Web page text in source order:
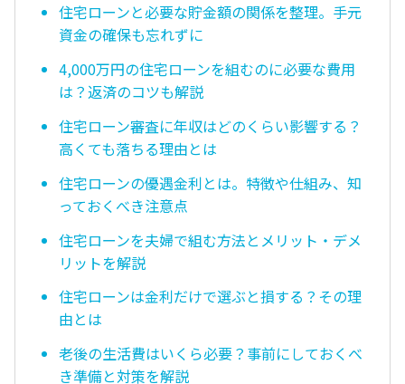
住宅ローンと必要な貯金額の関係を整理。手元
資金の確保も忘れずに
4,000万円の住宅ローンを組むのに必要な費用
は？返済のコツも解説
住宅ローン審査に年収はどのくらい影響する？
高くても落ちる理由とは
住宅ローンの優遇金利とは。特徴や仕組み、知
っておくべき注意点
住宅ローンを夫婦で組む方法とメリット・デメ
リットを解説
住宅ローンは金利だけで選ぶと損する？その理
由とは
老後の生活費はいくら必要？事前にしておくべ
き準備と対策を解説